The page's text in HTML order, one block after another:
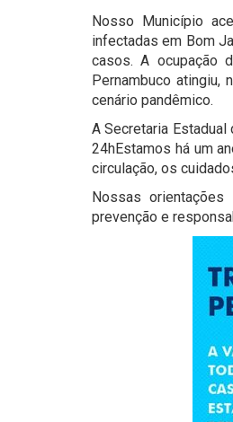
Nosso Município
infectadas em Bom
casos. A ocupação
Pernambuco atingiu,
cenário pandêmico.
A Secretaria
24hEstamos há um
circulação, os
Nossas
prevenção e